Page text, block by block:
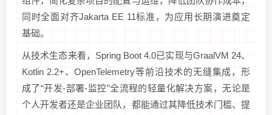
同时全面对齐Jakarta EE 11标准，为应用长期演进奠定
基础。
从技术生态来看，Spring Boot 4.0已实现与GraalVM 24、
Kotlin 2.2+、OpenTelemetry等前沿技术的无缝集成，形
成了“开发-部署-监控”全流程的轻量化解决方案，无论是
个人开发者还是企业团队，都能通过其降低技术门槛、提